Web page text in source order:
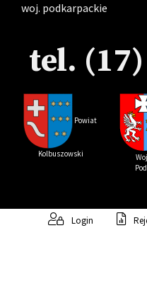
woj. podkarpackie
tel.
Powiat
Kolbuszowski
Login